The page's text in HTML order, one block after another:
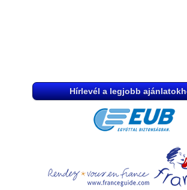
Hírlevél a legjobb